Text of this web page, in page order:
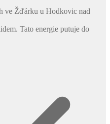
ve Žďárku u Hodkovic nad
Tato energie putuje do